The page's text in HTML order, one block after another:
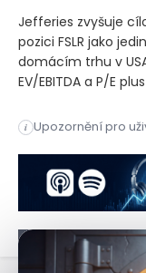
Jefferies zvyšuje
pozici FSLR jako
domácím trhu v
EV/EBITDA a P/E
i Upozornění pro
Jefferies využívá